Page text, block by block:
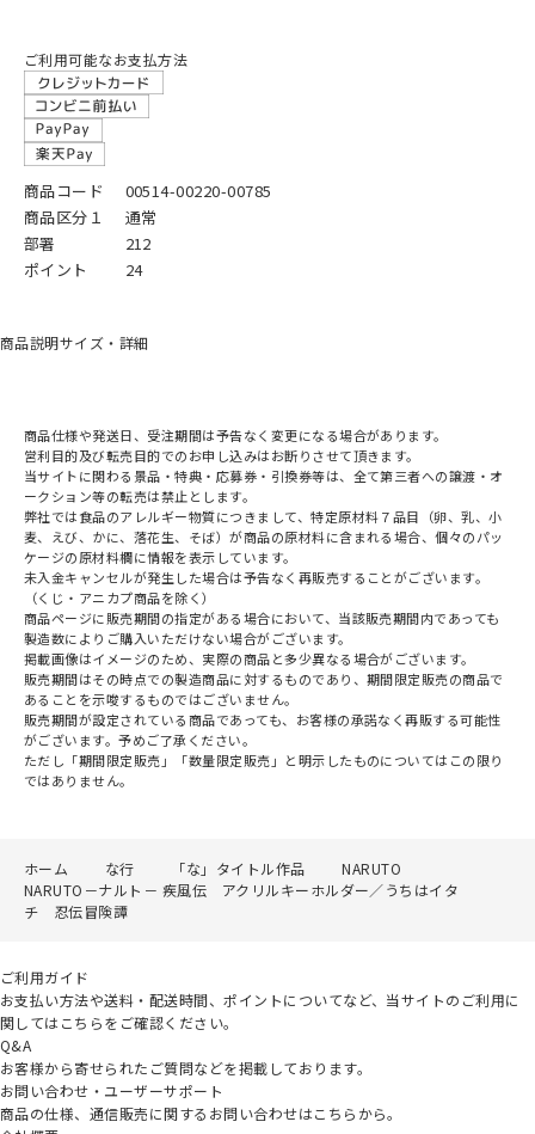
ご利用可能なお支払方法
商品コード
00514-00220-00785
商品区分１
通常
部署
212
ポイント
24
商品説明サイズ・詳細
商品仕様や発送日、受注期間は予告なく変更になる場合があります。
営利目的及び転売目的でのお申し込みはお断りさせて頂きます。
当サイトに関わる景品・特典・応募券・引換券等は、全て第三者への譲渡・オ
ークション等の転売は禁止とします。
弊社では食品のアレルギー物質につきまして、特定原材料７品目（卵、乳、小
麦、えび、かに、落花生、そば）が商品の原材料に含まれる場合、個々のパッ
ケージの原材料欄に情報を表示しています。
未入金キャンセルが発生した場合は予告なく再販売することがございます。
（くじ・アニカプ商品を除く）
商品ページに販売期間の指定がある場合において、当該販売期間内であっても
製造数によりご購入いただけない場合がございます。
掲載画像はイメージのため、実際の商品と多少異なる場合がございます。
販売期間はその時点での製造商品に対するものであり、期間限定販売の商品で
あることを示唆するものではございません。
販売期間が設定されている商品であっても、お客様の承諾なく再販する可能性
がございます。予めご了承ください。
ただし「期間限定販売」「数量限定販売」と明示したものについてはこの限り
ではありません。
ホーム な行 「な」タイトル作品
NARUTO
NARUTO－ナルト－ 疾風伝 アクリルキーホルダー／うちはイタ
チ 忍伝冒険譚
ご利用ガイド
お支払い方法や送料・配送時間、ポイントについてなど、当サイトのご利用に
関してはこちらをご確認ください。
Q&A
お客様から寄せられたご質問などを掲載しております。
お問い合わせ・ユーザーサポート
商品の仕様、通信販売に関するお問い合わせはこちらから。